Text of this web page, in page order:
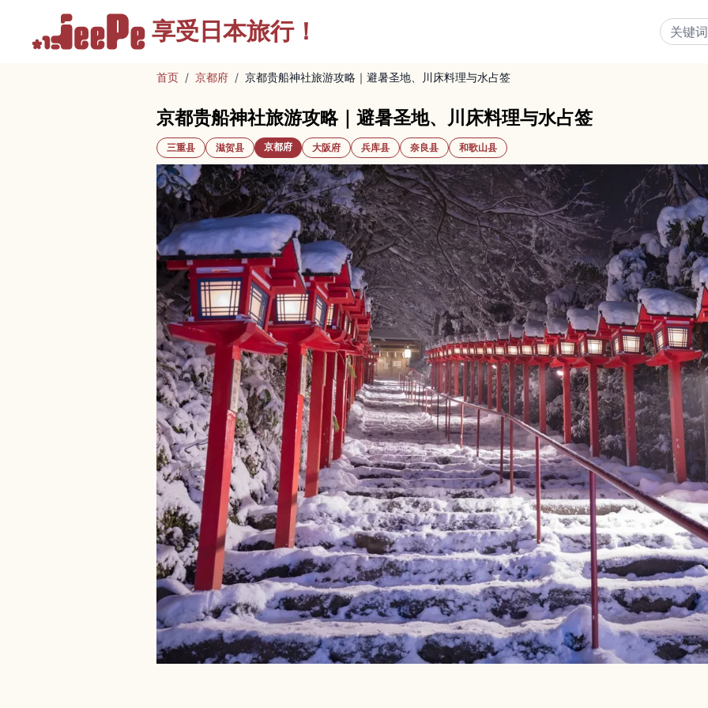
享受 日本旅行！
首页 / 京都府 / 京都贵船神社旅游攻略｜避暑圣地、川床料理与水占签
京都贵船神社旅游攻略｜避暑圣地、川床料理与水占签
三重县 滋贺县 京都府 大阪府 兵库县 奈良县 和歌山县